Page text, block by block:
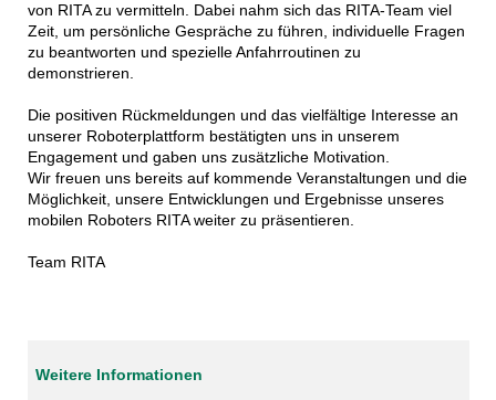
von RITA zu vermitteln. Dabei nahm sich das RITA-Team viel
Zeit, um persönliche Gespräche zu führen, individuelle Fragen
zu beantworten und spezielle Anfahrroutinen zu
demonstrieren.
Die positiven Rückmeldungen und das vielfältige Interesse an
unserer Roboterplattform bestätigten uns in unserem
Engagement und gaben uns zusätzliche Motivation.
Wir freuen uns bereits auf kommende Veranstaltungen und die
Möglichkeit, unsere Entwicklungen und Ergebnisse unseres
mobilen Roboters RITA weiter zu präsentieren.
Team RITA
Weitere Informationen